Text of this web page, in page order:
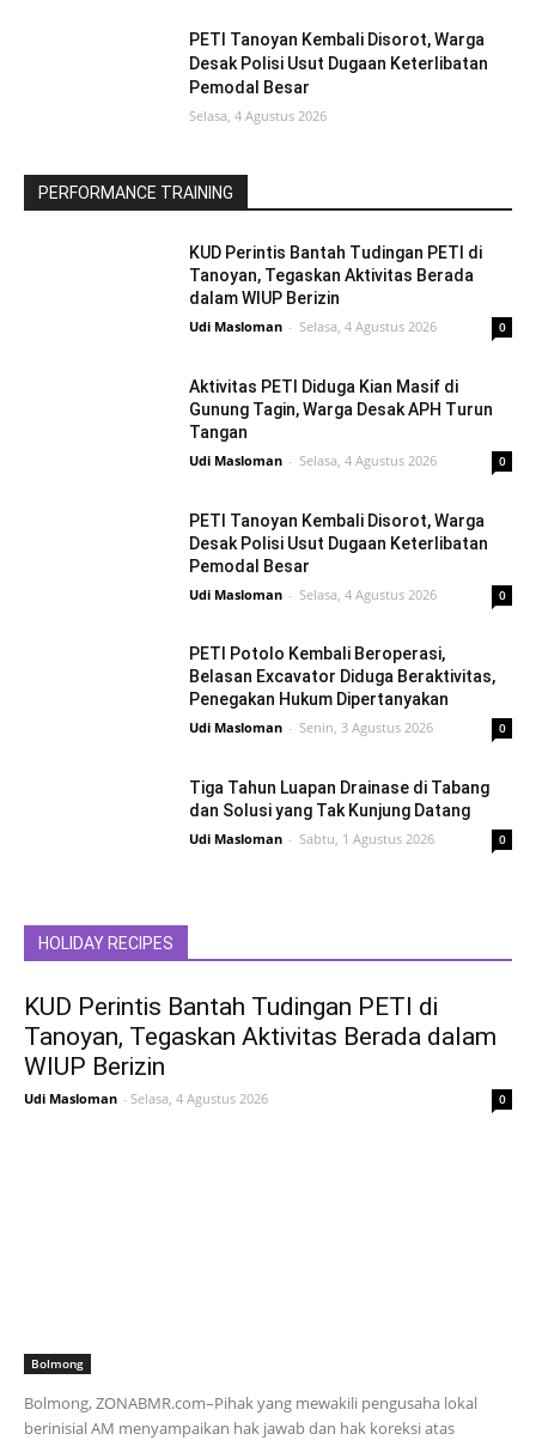
PETI Tanoyan Kembali Disorot, Warga
Desak Polisi Usut Dugaan Keterlibatan
Pemodal Besar
Selasa, 4 Agustus 2026
PERFORMANCE TRAINING
KUD Perintis Bantah Tudingan PETI di
Tanoyan, Tegaskan Aktivitas Berada
dalam WIUP Berizin
Udi Masloman - Selasa, 4 Agustus 2026 0
Aktivitas PETI Diduga Kian Masif di
Gunung Tagin, Warga Desak APH Turun
Tangan
Udi Masloman - Selasa, 4 Agustus 2026 0
PETI Tanoyan Kembali Disorot, Warga
Desak Polisi Usut Dugaan Keterlibatan
Pemodal Besar
Udi Masloman - Selasa, 4 Agustus 2026 0
PETI Potolo Kembali Beroperasi,
Belasan Excavator Diduga Beraktivitas,
Penegakan Hukum Dipertanyakan
Udi Masloman - Senin, 3 Agustus 2026 0
Tiga Tahun Luapan Drainase di Tabang
dan Solusi yang Tak Kunjung Datang
Udi Masloman - Sabtu, 1 Agustus 2026 0
HOLIDAY RECIPES
KUD Perintis Bantah Tudingan PETI di
Tanoyan, Tegaskan Aktivitas Berada dalam
WIUP Berizin
Udi Masloman - Selasa, 4 Agustus 2026 0
Bolmong
Bolmong, ZONABMR.com–Pihak yang mewakili pengusaha lokal
berinisial AM menyampaikan hak jawab dan hak koreksi atas